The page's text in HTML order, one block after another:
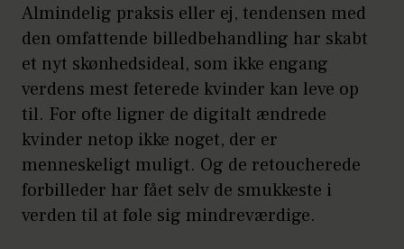
Almindelig praksis eller ej, tendensen med
den omfattende billedbehandling har skabt
et nyt skønhedsideal, som ikke engang
verdens mest feterede kvinder kan leve op
til. For ofte ligner de digitalt ændrede
kvinder netop ikke noget, der er
menneskeligt muligt. Og de retoucherede
forbilleder har fået selv de smukkeste i
verden til at føle sig mindreværdige.